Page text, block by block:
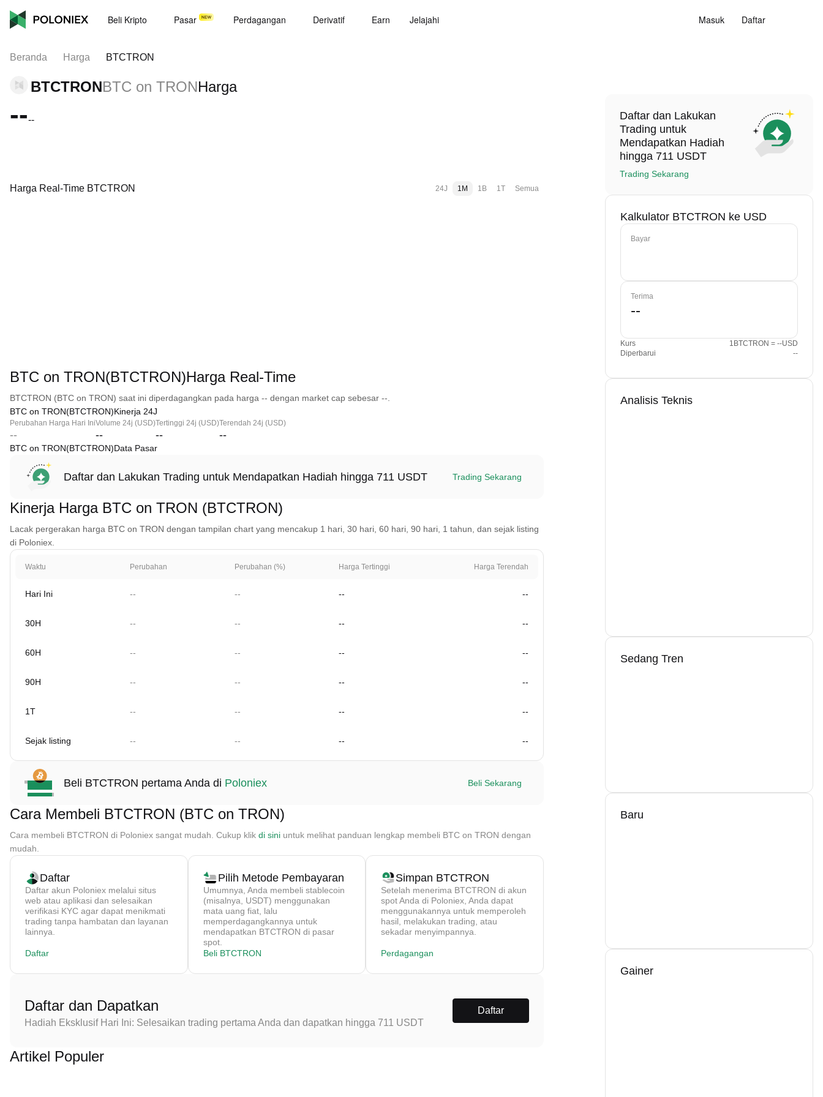
Beli Kripto Pasar Perdagangan Derivatif Earn Jelajahi Masuk Daftar
Beranda Harga BTCTRON
BTCTRONBTC on TRONHarga
----
Harga Real-Time BTCTRON 24J 1M 1B 1T Semua
BTC on TRON(BTCTRON)Harga Real-Time
BTCTRON (BTC on TRON) saat ini diperdagangkan pada harga -- dengan market cap sebesar --.
BTC on TRON(BTCTRON)Kinerja 24J
Perubahan Harga Hari Ini
--
Volume 24j (USD)
--
Tertinggi 24j (USD)
--
Terendah 24j (USD)
--
BTC on TRON(BTCTRON)Data Pasar
Daftar dan Lakukan Trading untuk Mendapatkan Hadiah hingga 711 USDT Trading Sekarang
Kinerja Harga BTC on TRON (BTCTRON)
Lacak pergerakan harga BTC on TRON dengan tampilan chart yang mencakup 1 hari, 30 hari, 60 hari, 90 hari, 1 tahun, dan sejak listing
di Poloniex.
Waktu Perubahan Perubahan (%) Harga Tertinggi Harga Terendah
Hari Ini -- -- -- --
30H -- -- -- --
60H -- -- -- --
90H -- -- -- --
1T -- -- -- --
Sejak listing -- -- -- --
Beli BTCTRON pertama Anda di Poloniex Beli Sekarang
Cara Membeli BTCTRON (BTC on TRON)
Cara membeli BTCTRON di Poloniex sangat mudah. Cukup klik di sini untuk melihat panduan lengkap membeli BTC on TRON dengan
mudah.
Daftar
Daftar akun Poloniex melalui situs
web atau aplikasi dan selesaikan
verifikasi KYC agar dapat menikmati
trading tanpa hambatan dan layanan
lainnya.
Daftar
Pilih Metode Pembayaran
Umumnya, Anda membeli stablecoin
(misalnya, USDT) menggunakan
mata uang fiat, lalu
memperdagangkannya untuk
mendapatkan BTCTRON di pasar
spot.
Beli BTCTRON
Simpan BTCTRON
Setelah menerima BTCTRON di akun
spot Anda di Poloniex, Anda dapat
menggunakannya untuk memperoleh
hasil, melakukan trading, atau
sekadar menyimpannya.
Perdagangan
Daftar dan Dapatkan
Hadiah Eksklusif Hari Ini: Selesaikan trading pertama Anda dan dapatkan hingga 711 USDT
Daftar
Artikel Populer
Daftar dan Lakukan
Trading untuk
Mendapatkan Hadiah
hingga 711 USDT
Trading Sekarang
Kalkulator BTCTRON ke USD
Bayar
Terima
Kurs
1BTCTRON = --USD
Diperbarui
--
Analisis Teknis
Sedang Tren
Baru
Gainer